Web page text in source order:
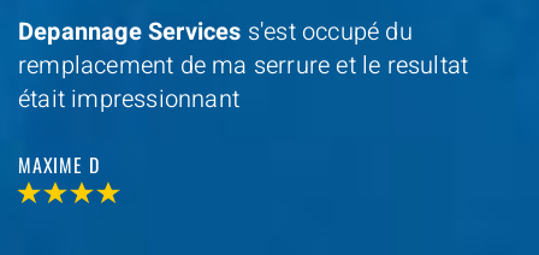
Depannage Services s'est occupé du
remplacement de ma serrure et le resultat
était impressionnant
MAXIME D